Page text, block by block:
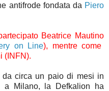
antifrode fondata da Piero
Beatrice Mautino
on Line), mentre come
(INFN).
circa un paio di mesi in
Milano, la Defkalion ha